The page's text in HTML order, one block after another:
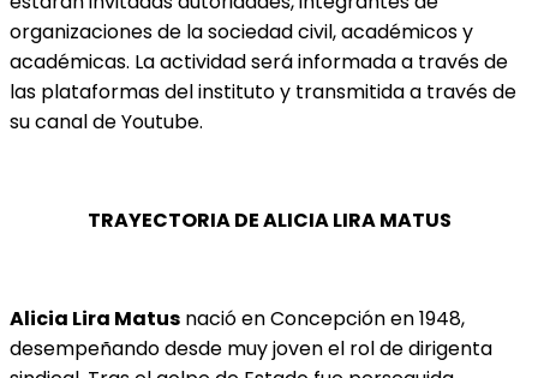
organizaciones de la sociedad civil, académicos y
académicas. La actividad será informada a través de
las plataformas del instituto y transmitida a través de
su canal de Youtube.
TRAYECTORIA DE ALICIA LIRA MATUS
Alicia Lira Matus nació en Concepción en 1948,
desempeñando desde muy joven el rol de dirigenta